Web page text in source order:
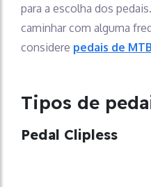
para a escolha dos
caminhar com alguma
considere pedais de MTB
Tipos de
Pedal Clipless